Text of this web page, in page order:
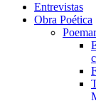
Entrevistas
Obra Poética